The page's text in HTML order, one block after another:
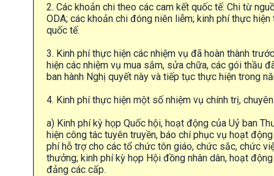
2. Các khoản chi theo các cam kết quốc tế: Chi từ
ODA; các khoản chi đóng niên liễm; kinh phí thực
quốc tế.
3. Kinh phí thực hiện các nhiệm vụ đã hoàn thành
hiện các nhiệm vụ mua sắm, sửa chữa, các gói thầu
ban hành Nghị quyết này và tiếp tục thực hiện trong
4. Kinh phí thực hiện một số nhiệm vụ chính trị,
a) Kinh phí kỳ họp Quốc hội, hoạt động của Uỷ ban
hiện công tác tuyên truyền, báo chí phục vụ hoạt
phí hỗ trợ cho các tổ chức tôn giáo, chức sắc, chức
thưởng; kinh phí kỳ họp Hội đồng nhân dân, hoạt
đảng các cấp.